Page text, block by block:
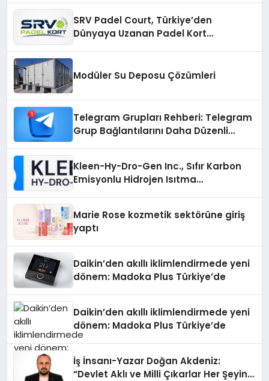
SRV Padel Court, Türkiye’den
Dünyaya Uzanan Padel Kort
Modüler Su Deposu Çözümleri
Telegram Grupları Rehberi: Telegram
Grup Bağlantılarını Daha Düzenli
Kleen-Hy-Dro-Gen Inc., Sıfır Karbon
Emisyonlu Hidrojen Isıtma
Marie Rose kozmetik sektörüne giriş
yaptı
Daikin’den akıllı iklimlendirmede yeni
dönem: Madoka Plus Türkiye’de
Daikin’den akıllı iklimlendirmede yeni
dönem: Madoka Plus Türkiye’de
İş İnsanı-Yazar Doğan Akdeniz:
“Devlet Aklı ve Milli Çıkarlar Her Şeyin